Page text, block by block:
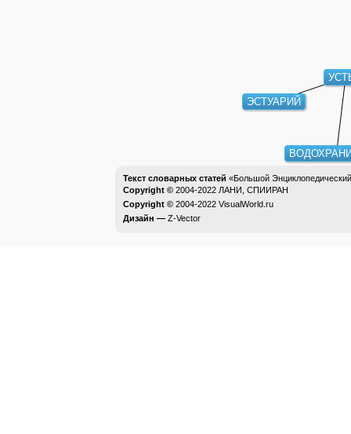
ЭСТУАРИЙ
Текст словарных статей «Большой
Copyright © 2004-2022 ЛАНИ, СПИИРАН
Copyright © 2004-2022 VisualWorld.ru
Дизайн — Z-Vector